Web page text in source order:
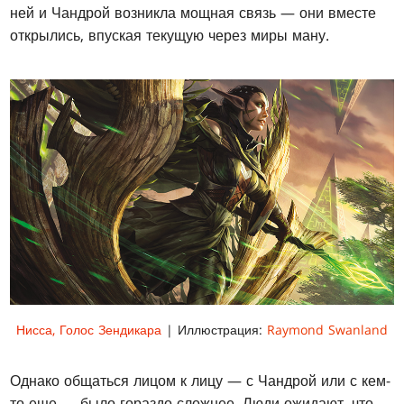
ней и Чандрой возникла мощная связь — они вместе
открылись, впуская текущую через миры ману.
Нисса, Голос Зендикара | Иллюстрация: Raymond Swanland
Однако общаться лицом к лицу — с Чандрой или с кем-